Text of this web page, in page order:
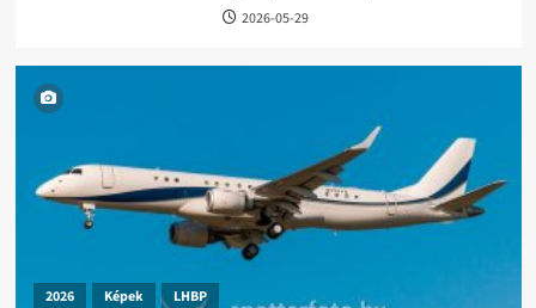
2026-05-29
2026 Képek LHBP